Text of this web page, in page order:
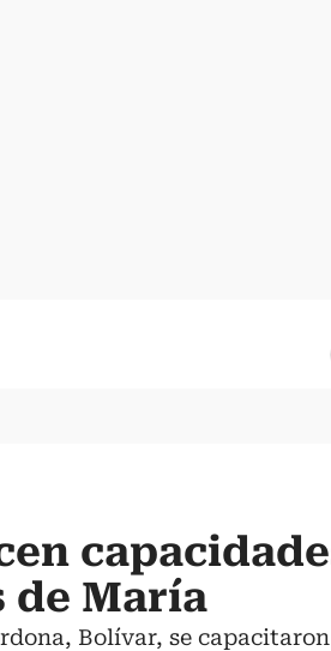
de María
Bolívar, se